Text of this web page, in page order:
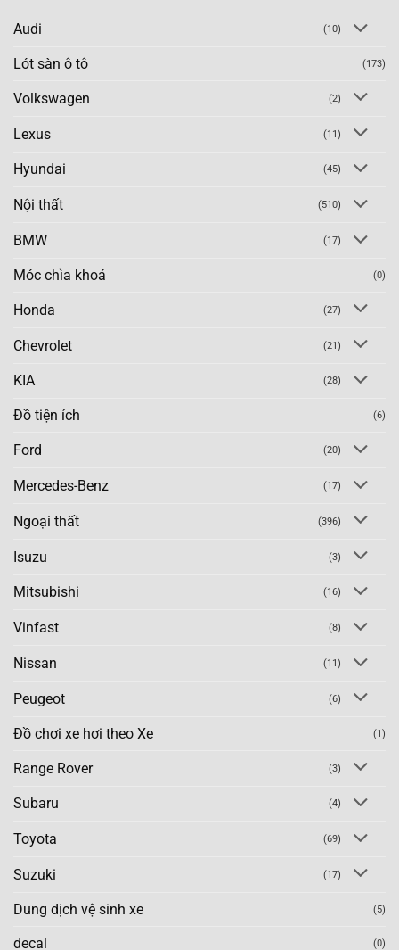
Audi (10)
Lót sàn ô tô (173)
Volkswagen (2)
Lexus (11)
Hyundai (45)
Nội thất (510)
BMW (17)
Móc chìa khoá (0)
Honda (27)
Chevrolet (21)
KIA (28)
Đồ tiện ích (6)
Ford (20)
Mercedes-Benz (17)
Ngoại thất (396)
Isuzu (3)
Mitsubishi (16)
Vinfast (8)
Nissan (11)
Peugeot (6)
Đồ chơi xe hơi theo Xe (1)
Range Rover (3)
Subaru (4)
Toyota (69)
Suzuki (17)
Dung dịch vệ sinh xe (5)
decal (0)